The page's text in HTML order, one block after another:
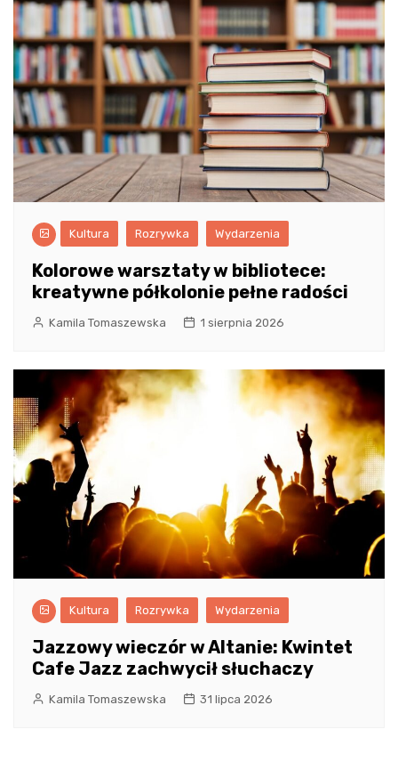
Kultura Rozrywka Wydarzenia
Kolorowe warsztaty w bibliotece:
kreatywne półkolonie pełne radości
Kamila Tomaszewska 1 sierpnia 2026
Kultura Rozrywka Wydarzenia
Jazzowy wieczór w Altanie: Kwintet
Cafe Jazz zachwycił słuchaczy
Kamila Tomaszewska 31 lipca 2026